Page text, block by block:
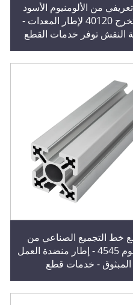
من الألومنيوم الأسود
المستخرج 40120 لإطار المعدات -
النقش توفر خدمات القطع
خط التجميع الصناعي من
الألومنيوم 4545 - إطار منضدة العمل
المبثوق - خدمات قطع